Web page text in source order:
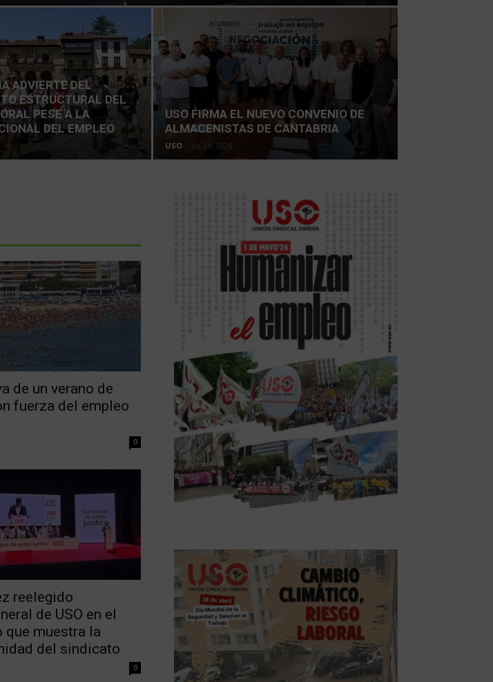
ADVIERTE DEL
ESTRUCTURAL DEL
PESE A LA
DEL EMPLEO
USO FIRMA EL NUEVO CONVENIO DE
ALMACENISTAS DE CANTABRIA
USO - Jul 24, 2026
de un verano de
fuerza del empleo
0
reelegido
de USO en el
que muestra la
del sindicato
0